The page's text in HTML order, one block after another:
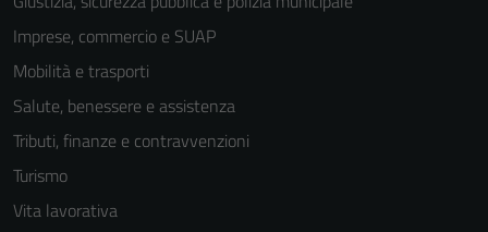
Imprese, commercio e SUAP
Mobilità e trasporti
Salute, benessere e assistenza
Tributi, finanze e contravvenzioni
Turismo
Vita lavorativa